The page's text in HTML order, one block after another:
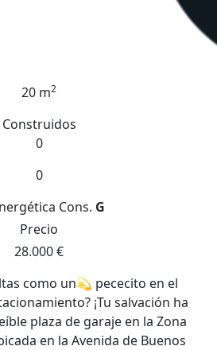
20 m2
Construidos
0
0
Cons. G
Precio
28.000 €
como un💫 pececito en el
¡Tu salvación ha
plaza de garaje en la Zona
en la Avenida de Buenos